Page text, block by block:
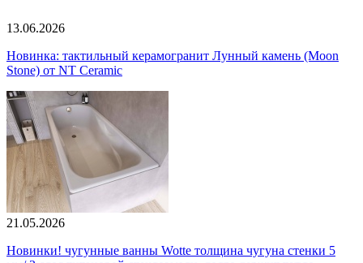
13.06.2026
Новинка: тактильный керамогранит Лунный камень (Moon
Stone) от NT Ceramic
21.05.2026
Новинки! чугунные ванны Wotte толщина чугуна стенки 5